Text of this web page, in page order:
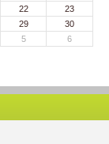
22
23
29
30
5 6